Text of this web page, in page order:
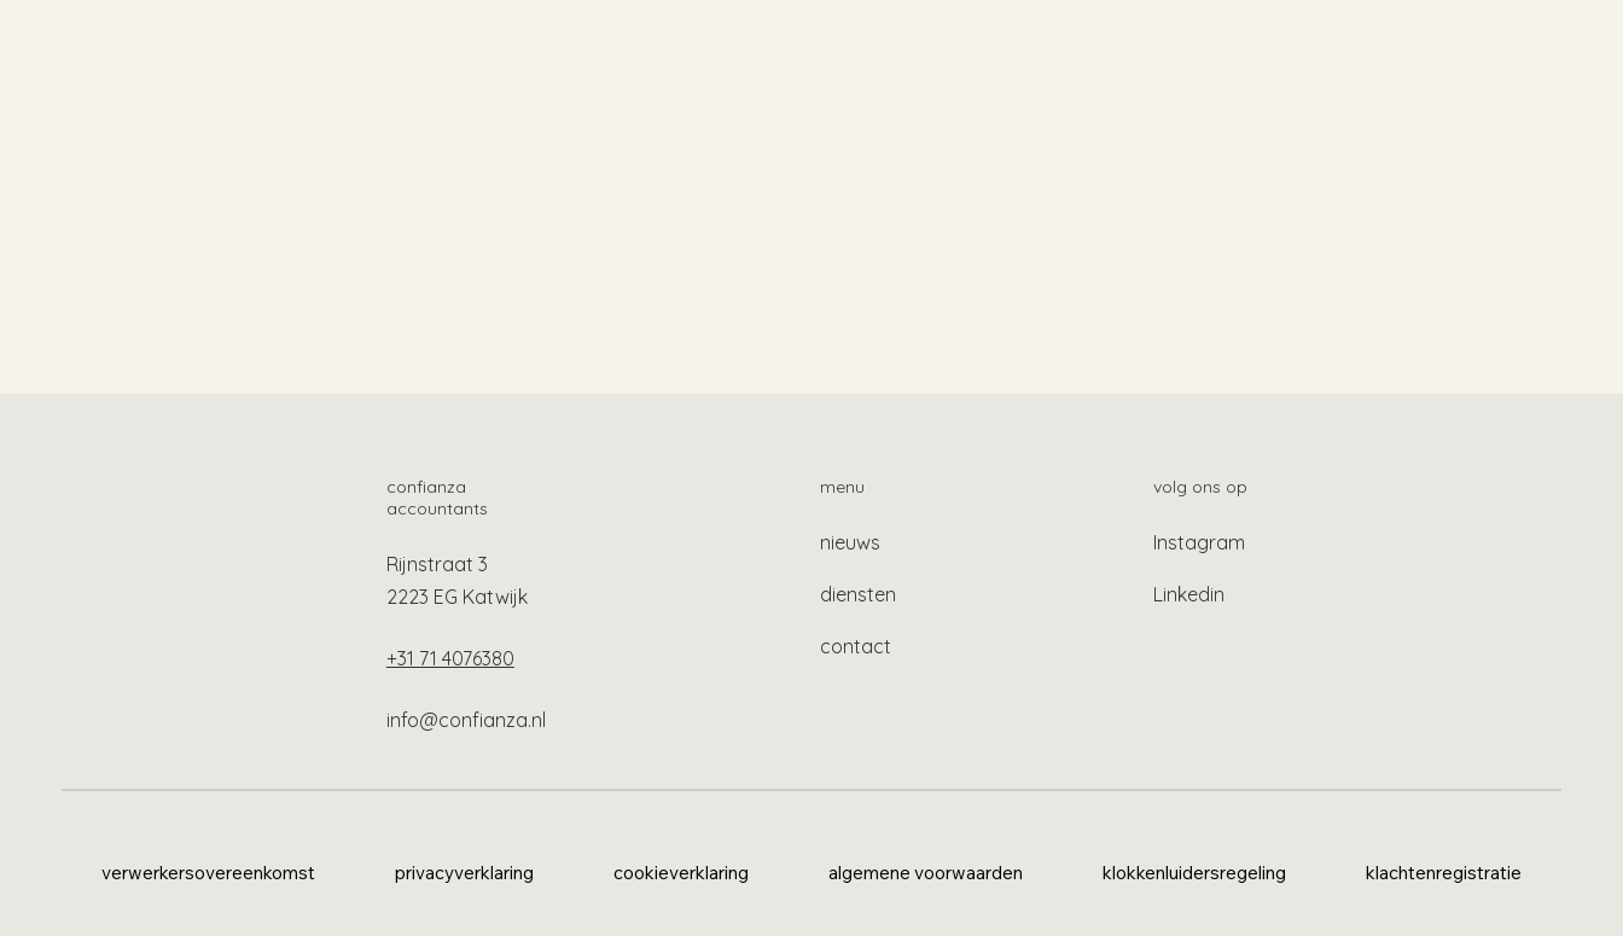
confianza
accountants
Rijnstraat 3
2223 EG Katwijk
+31 71 4076380
info@confianza.nl
menu
nieuws
diensten
contact
volg ons op
Instagram
Linkedin
verwerkersovereenkomst privacyverklaring cookieverklaring algemene voorwaarden klokkenluidersregeling klachtenregistratie